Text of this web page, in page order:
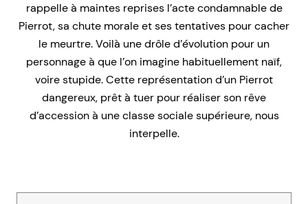
rappelle à maintes reprises l’acte condamnable de
Pierrot, sa chute morale et ses tentatives pour cacher
le meurtre. Voilà une drôle d’évolution pour un
personnage à que l’on imagine habituellement naïf,
voire stupide. Cette représentation d’un Pierrot
dangereux, prêt à tuer pour réaliser son rêve
d’accession à une classe sociale supérieure, nous
interpelle.